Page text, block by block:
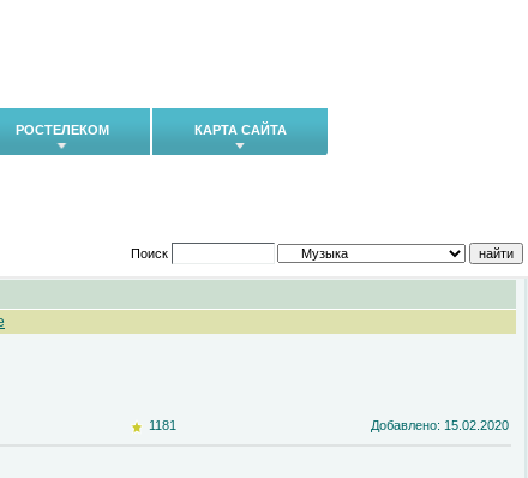
РОСТЕЛЕКОМ КАРТА САЙТА
Поиск
1181 Добавлено: 15.02.2020